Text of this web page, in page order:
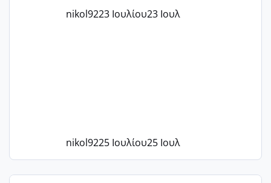
nikol9223 Ιουλίου23 Ιουλ
nikol9225 Ιουλίου25 Ιουλ